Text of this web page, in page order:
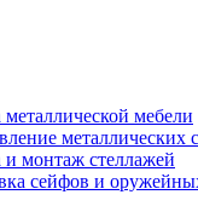
мебели
металлических
и монтаж стеллажей
сейфов и